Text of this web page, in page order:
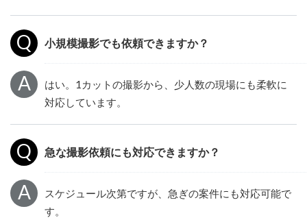
小規模撮影でも依頼できますか？
はい。1カットの撮影から、少人数の現場にも柔軟に
対応しています。
急な撮影依頼にも対応できますか？
スケジュール次第ですが、急ぎの案件にも対応可能で
す。